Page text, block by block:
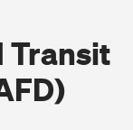
Transit